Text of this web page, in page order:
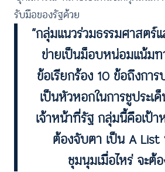
รับมือของรัฐด้วย
“กลุ่มแนวร่วมธรรมศาสตร์
ข่ายเป็นม็อบหน่อมแน้ม
ข้อเรียกร้อง 10 ข้อถึงกา
เป็นหัวหอกในการชูประเ
เจ้าหน้าที่รัฐ กลุ่มนี้คือเป้
ต้องจับตา เป็น A
ชุมนุมเมื่อไหร่ จะต้